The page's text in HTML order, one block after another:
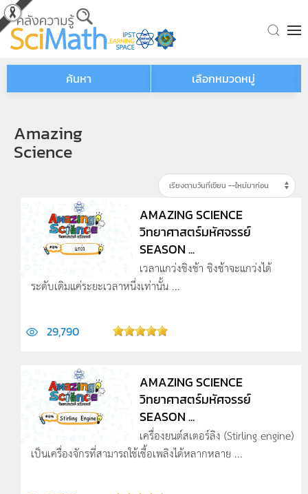
Skip to main content
ค้นหา เลือกหมวดหมู่
Amazing
Science
AMAZING SCIENCE
วิทยาศาสตร์มหัศจรรย์
SEASON ...
เวลาแกว่งชิงช้า ชิงช้าจะแกว่งได้
ระดับเดิมแค่ระยะเวลาหนึ่งเท่านั้น ...
29,790
AMAZING SCIENCE
วิทยาศาสตร์มหัศจรรย์
SEASON ...
เครื่องยนต์สเตอร์ลิง (Stirling engine)
เป็นเครื่องจักรที่สามารถใช้เชื้อเพลิงได้หลากหลาย ...